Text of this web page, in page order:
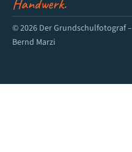
© 2026 Der Grundschulfotograf –
Bernd Marzi